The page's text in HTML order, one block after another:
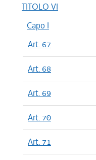
TITOLO VI
Capo I
Art. 67
Art. 68
Art. 69
Art. 70
Art. 71